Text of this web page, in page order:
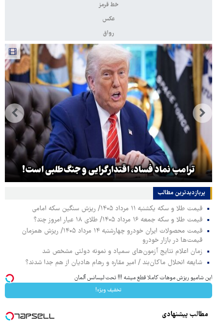
خط قرمز
عکس
رواق
ترامپ نماد فساد، اقتدارگرایی و جنگ‌طلبی است!
پربازدیدترین‌ مطالب
قیمت طلا و سکه یکشنبه ۱۱ مرداد ۱۴۰۵/ ریزش سنگین سکه امامی
قیمت طلا و سکه جمعه ۱۶ مرداد ۱۴۰۵/ طلای ۱۸ عیار امروز چند؟
قیمت محصولات ایران خودرو چهارشنبه ۱۴ مرداد ۱۴۰۵/ ریزش همزمان
قیمت‌ها در بازار خودرو
زمان اعلام نتایج آزمون‌های سمپاد و نمونه دولتی مشخص شد
شایعه انحلال ماکان‌بند / امیر مقاره و رهام هادیان از هم جدا شدند؟
این شامپو ریزش موهات کاملا قطع میشه !!! تحت لیسانس آلمان
تخفیف ویژه!
مطالب پیشنهادی